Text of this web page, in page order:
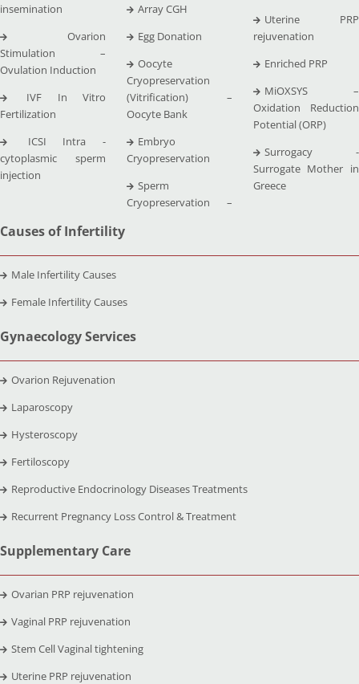
insemination
Ovarion
Stimulation –
Ovulation Induction
IVF In Vitro
Fertilization
ICSI Intra -
cytoplasmic sperm
injection
Array CGH
Egg Donation
Oocyte
Cryopreservation
(Vitrification) –
Oocyte Bank
Embryo
Cryopreservation
Sperm
Cryopreservation –
Uterine PRP
rejuvenation
Enriched PRP
MiOXSYS –
Oxidation Reduction
Potential (ORP)
Surrogacy -
Surrogate Mother in
Greece
Causes of Infertility
Male Infertility Causes
Female Infertility Causes
Gynaecology Services
Ovarion Rejuvenation
Laparoscopy
Hysteroscopy
Fertiloscopy
Reproductive Endocrinology Diseases Treatments
Recurrent Pregnancy Loss Control & Treatment
Supplementary Care
Ovarian PRP rejuvenation
Vaginal PRP rejuvenation
Stem Cell Vaginal tightening
Uterine PRP rejuvenation